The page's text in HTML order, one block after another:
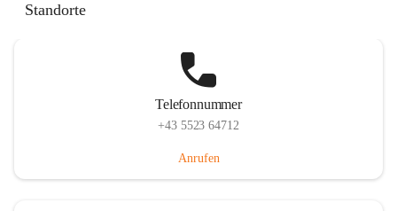
Standorte
Telefonnummer
+43 5523 64712
Anrufen